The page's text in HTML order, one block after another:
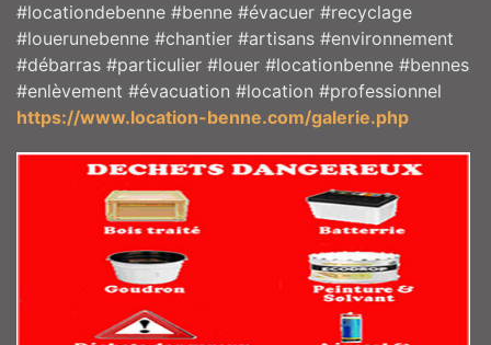
#locationdebenne #benne #évacuer #recyclage
#louerunebenne #chantier #artisans #environnement
#débarras #particulier #louer #locationbenne #bennes
#enlèvement #évacuation #location #professionnel
https://www.location-benne.com/galerie.php